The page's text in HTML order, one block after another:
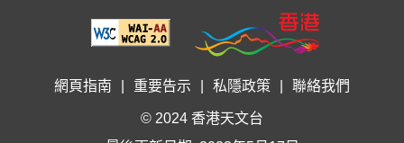
網頁指南 重要告示 私隱政策 聯絡我們
© 2024 香港天文台